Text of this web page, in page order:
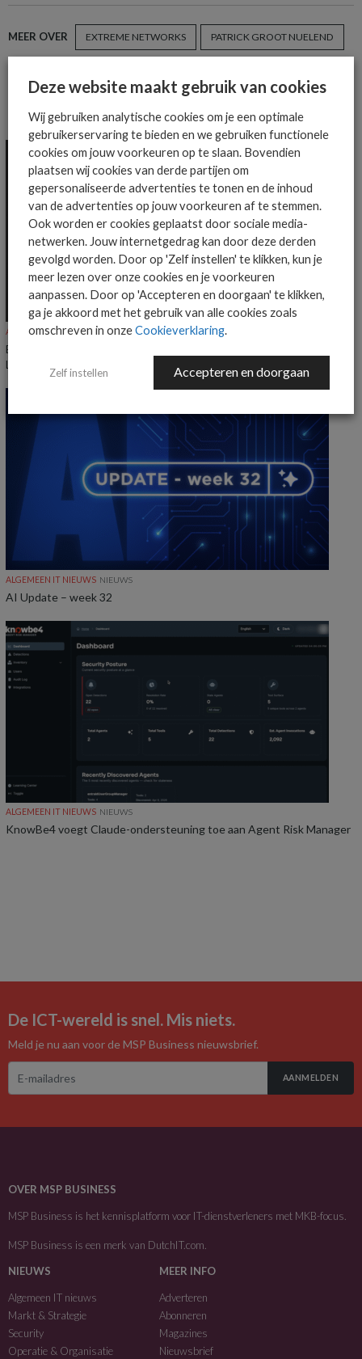
MEER OVER EXTREME NETWORKS PATRICK GROOT NUELEND
MEER ALGEMEEN IT NIEUWS NIEUWS
ALGEMEEN IT NIEUWS NIEUWS
Everpure benoemt Craig Robertson tot Head of Partners EMEA en
LatAm
ALGEMEEN IT NIEUWS NIEUWS
AI Update – week 32
ALGEMEEN IT NIEUWS NIEUWS
KnowBe4 voegt Claude-ondersteuning toe aan Agent Risk Manager
De ICT-wereld is snel. Mis niets.
Meld je nu aan voor de MSP Business nieuwsbrief.
AANMELDEN
OVER MSP BUSINESS
MSP Business is het kennisplatform voor IT-dienstverleners met MKB-focus.
MSP Business is een merk van DutchIT.com.
NIEUWS
Algemeen IT nieuws
Markt & Strategie
Security
Operatie & Organisatie
MEER INFO
Adverteren
Abonneren
Magazines
Nieuwsbrief
Deze website maakt gebruik van cookies
Wij gebruiken analytische cookies om je een optimale
gebruikerservaring te bieden en we gebruiken functionele
cookies om jouw voorkeuren op te slaan. Bovendien
plaatsen wij cookies van derde partijen om
gepersonaliseerde advertenties te tonen en de inhoud
van de advertenties op jouw voorkeuren af te stemmen.
Ook worden er cookies geplaatst door sociale media-
netwerken. Jouw internetgedrag kan door deze derden
gevolgd worden. Door op 'Zelf instellen' te klikken, kun je
meer lezen over onze cookies en je voorkeuren
aanpassen. Door op 'Accepteren en doorgaan' te klikken,
ga je akkoord met het gebruik van alle cookies zoals
omschreven in onzeCookieverklaring.
Zelf instellen Accepteren en doorgaan